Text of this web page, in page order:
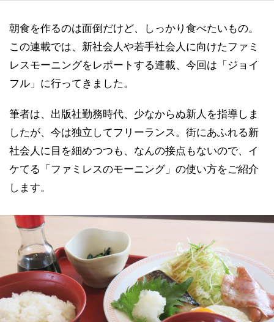
朝食を作るのは面倒だけど、しっかり食べたいもの。
この連載では、新社会人や若手社会人に向けたファミ
レスモーニングをレポートする連載、今回は「ジョイ
フル」に行ってきました。
筆者は、出版社勤務時代、少なからぬ新人を指導しま
したが、今は独立してフリーランス。街にあふれる新
社会人に目を細めつつも、なんの接点もないので、イ
ケてる「ファミレスのモーニング」の使い方をご紹介
します。